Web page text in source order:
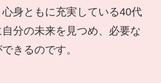
身ともに充実している40代
分の未来を見つめ、必要な
きるのです。